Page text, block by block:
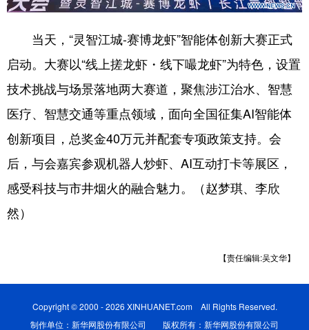
当天，“灵智江城-赛博龙虾”智能体创新大赛正式
启动。大赛以“线上搓龙虾・线下嘬龙虾”为特色，设置
技术挑战与场景落地两大赛道，聚焦涉江治水、智慧
医疗、智慧交通等重点领域，面向全国征集AI智能体
创新项目，总奖金40万元并配套专项政策支持。会
后，与会嘉宾参观机器人炒虾、AI互动打卡等展区，
感受科技与市井烟火的融合魅力。（赵梦琪、李欣
然）
【责任编辑:吴文华】
Copyright © 2000 - 2026 XINHUANET.com All Rights Reserved.
制作单位：新华网股份有限公司 版权所有：新华网股份有限公司